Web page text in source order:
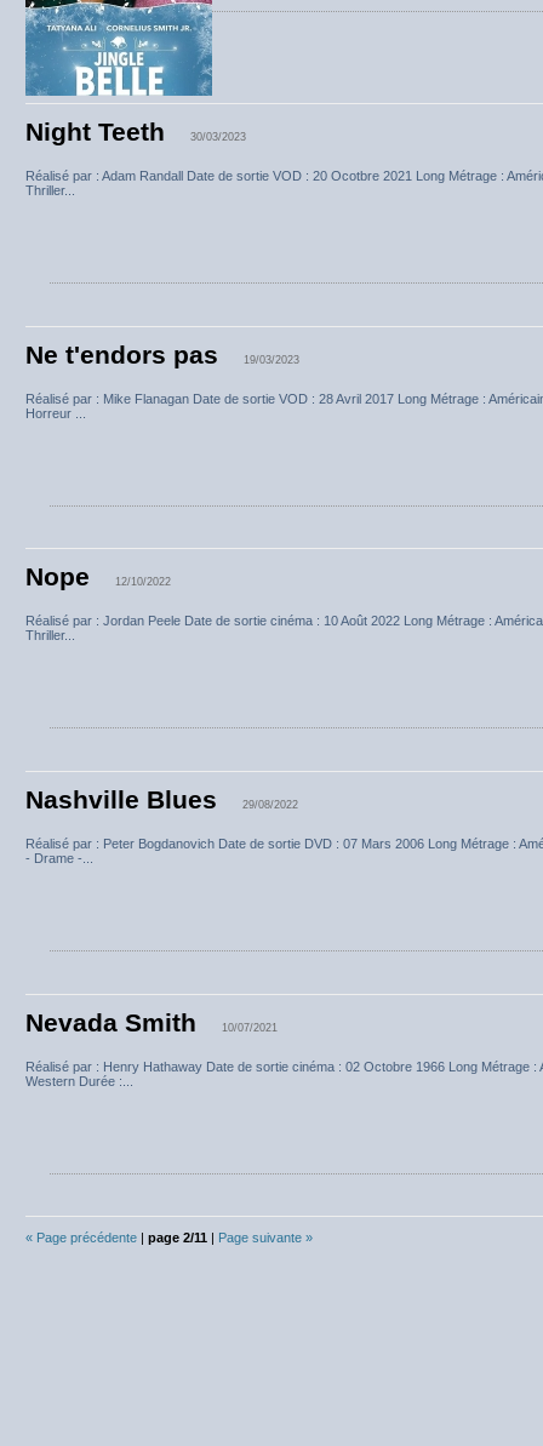
Night Teeth 30/03/2023
Réalisé par : Adam Randall Date de sortie VOD : 20 Ocotbre 2021 Long Métrage :
Thriller...
Ne t'endors pas 19/03/2023
Réalisé par : Mike Flanagan Date de sortie VOD : 28 Avril 2017 Long Métrage :
Horreur ...
Nope 12/10/2022
Réalisé par : Jordan Peele Date de sortie cinéma : 10 Août 2022 Long Métrage :
Thriller...
Nashville Blues 29/08/2022
Réalisé par : Peter Bogdanovich Date de sortie DVD : 07 Mars 2006 Long Métrage :
- Drame -...
Nevada Smith 10/07/2021
Réalisé par : Henry Hathaway Date de sortie cinéma : 02 Octobre 1966 Long Métrage :
Western Durée :...
« Page précédente page 2/11 Page suivante »